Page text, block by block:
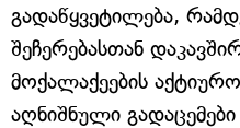
გადაწყვეტილება,
შეჩერებასთან
მოქალაქეების
აღნიშნული